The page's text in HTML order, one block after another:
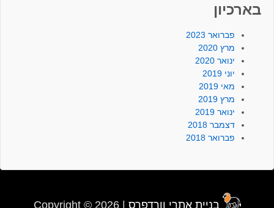
בארכיון
פברואר 2023
מרץ 2020
ינואר 2020
יוני 2019
מאי 2019
מרץ 2019
ינואר 2019
דצמבר 2018
פברואר 2018
Copyright © 2026 | בניית אתרי וורדפרס